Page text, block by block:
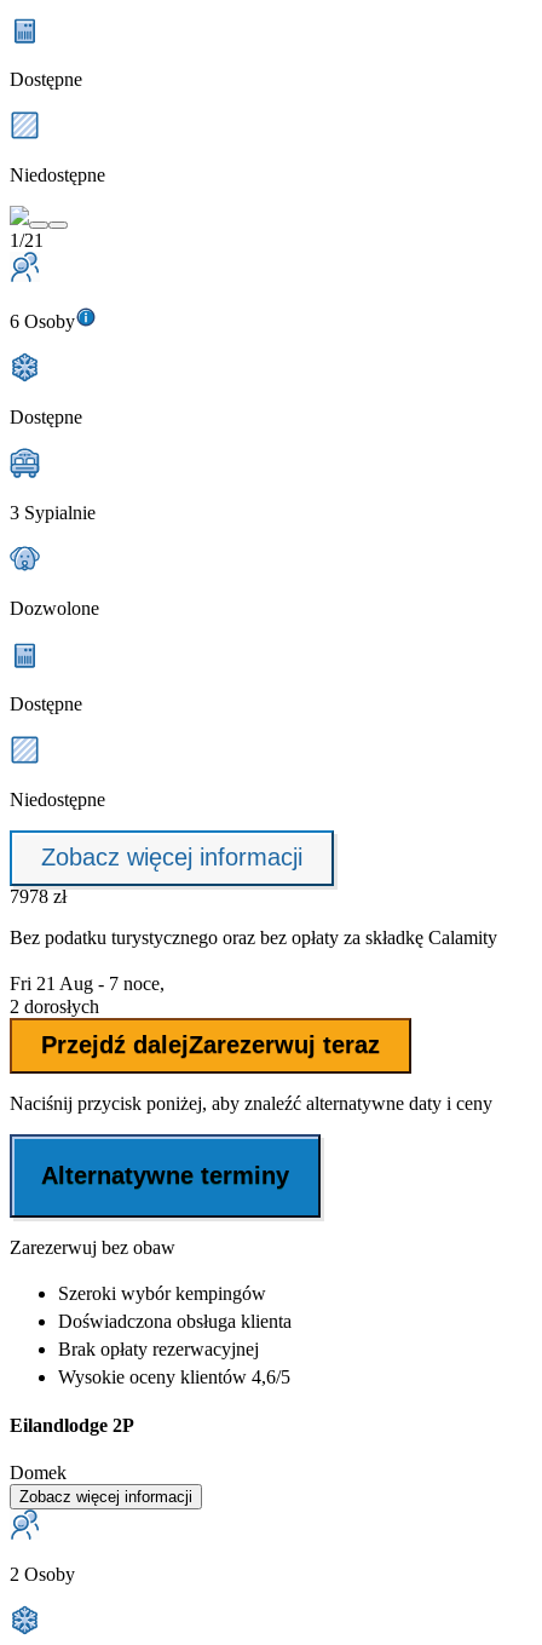
Dostępne
Niedostępne
1/21
6 Osoby
Dostępne
3 Sypialnie
Dozwolone
Dostępne
Niedostępne
Zobacz więcej informacji
7978 zł
Bez podatku turystycznego oraz bez opłaty za składkę Calamity
Fri 21 Aug - 7 noce,
2 dorosłych
Przejdź dalejZarezerwuj teraz
Naciśnij przycisk poniżej, aby znaleźć alternatywne daty i ceny
Alternatywne terminy
Zarezerwuj bez obaw
Szeroki wybórkempingów
Doświadczona obsługa klienta
Brak opłaty rezerwacyjnej
Wysokie oceny klientów 4,6/5
Eilandlodge 2P
Domek
Zobacz więcej informacji
2 Osoby